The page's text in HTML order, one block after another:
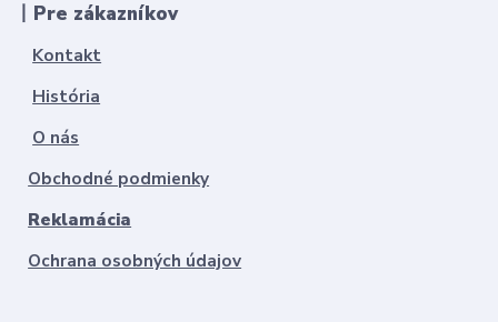
丨Pre zákazníkov
Kontakt
História
O nás
Obchodné podmienky
Reklamácia
Ochrana osobných údajov